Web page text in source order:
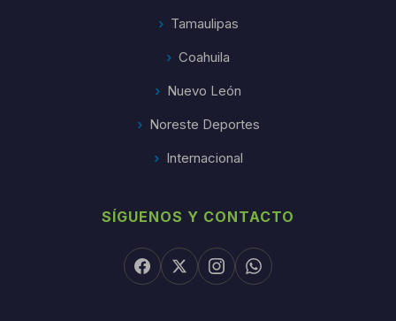
Tamaulipas
Coahuila
Nuevo León
Noreste Deportes
Internacional
SÍGUENOS Y CONTACTO